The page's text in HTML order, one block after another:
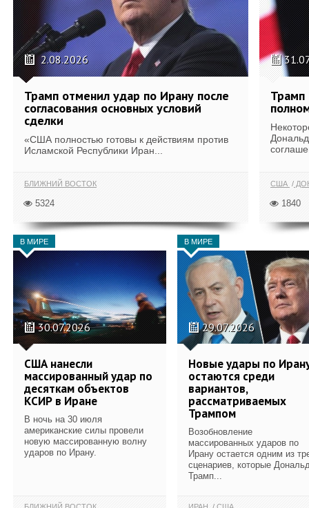
2.08.2026
Трамп отменил удар по Ирану после
согласования основных условий
сделки
«США полностью готовы к действиям против
Исламской Республики Иран...
БЛИЖНИЙ ВОСТОК
5324
Трамп
США
1840
В МИРЕ
30.07.2026
США нанесли
массированный удар по
десяткам объектов
КСИР в Иране
В ночь на 30 июля
американские силы провели
новую массированную волну
ударов по Ирану.
В МИРЕ
29.07.2026
Новые удары по
остаются среди
вариантов,
рассматриваемых
Трампом
Возобновление
массированных ударов по
Ирану остается одним из
сценариев, которые
Трамп...